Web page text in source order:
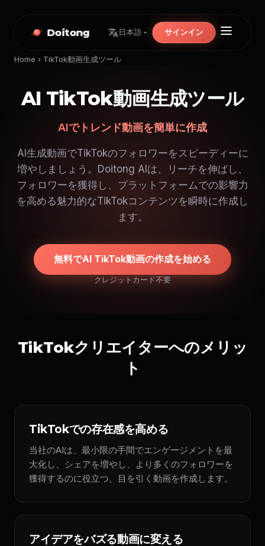
Doitong 日本語 サインイン
Home › TikTok動画生成ツール
AI TikTok動画生成ツール
AIでトレンド動画を簡単に作成
AI生成動画でTikTokのフォロワーをスピーディーに
増やしましょう。Doitong AIは、リーチを伸ばし、
フォロワーを獲得し、プラットフォームでの影響力
を高める魅力的なTikTokコンテンツを瞬時に作成し
ます。
無料でAI TikTok動画の作成を始める
クレジットカード不要
TikTokクリエイターへのメリッ
ト
TikTokでの存在感を高める
当社のAIは、最小限の手間でエンゲージメントを最
大化し、シェアを増やし、より多くのフォロワーを
獲得するのに役立つ、目を引く動画を作成します。
アイデアをバズる動画に変える